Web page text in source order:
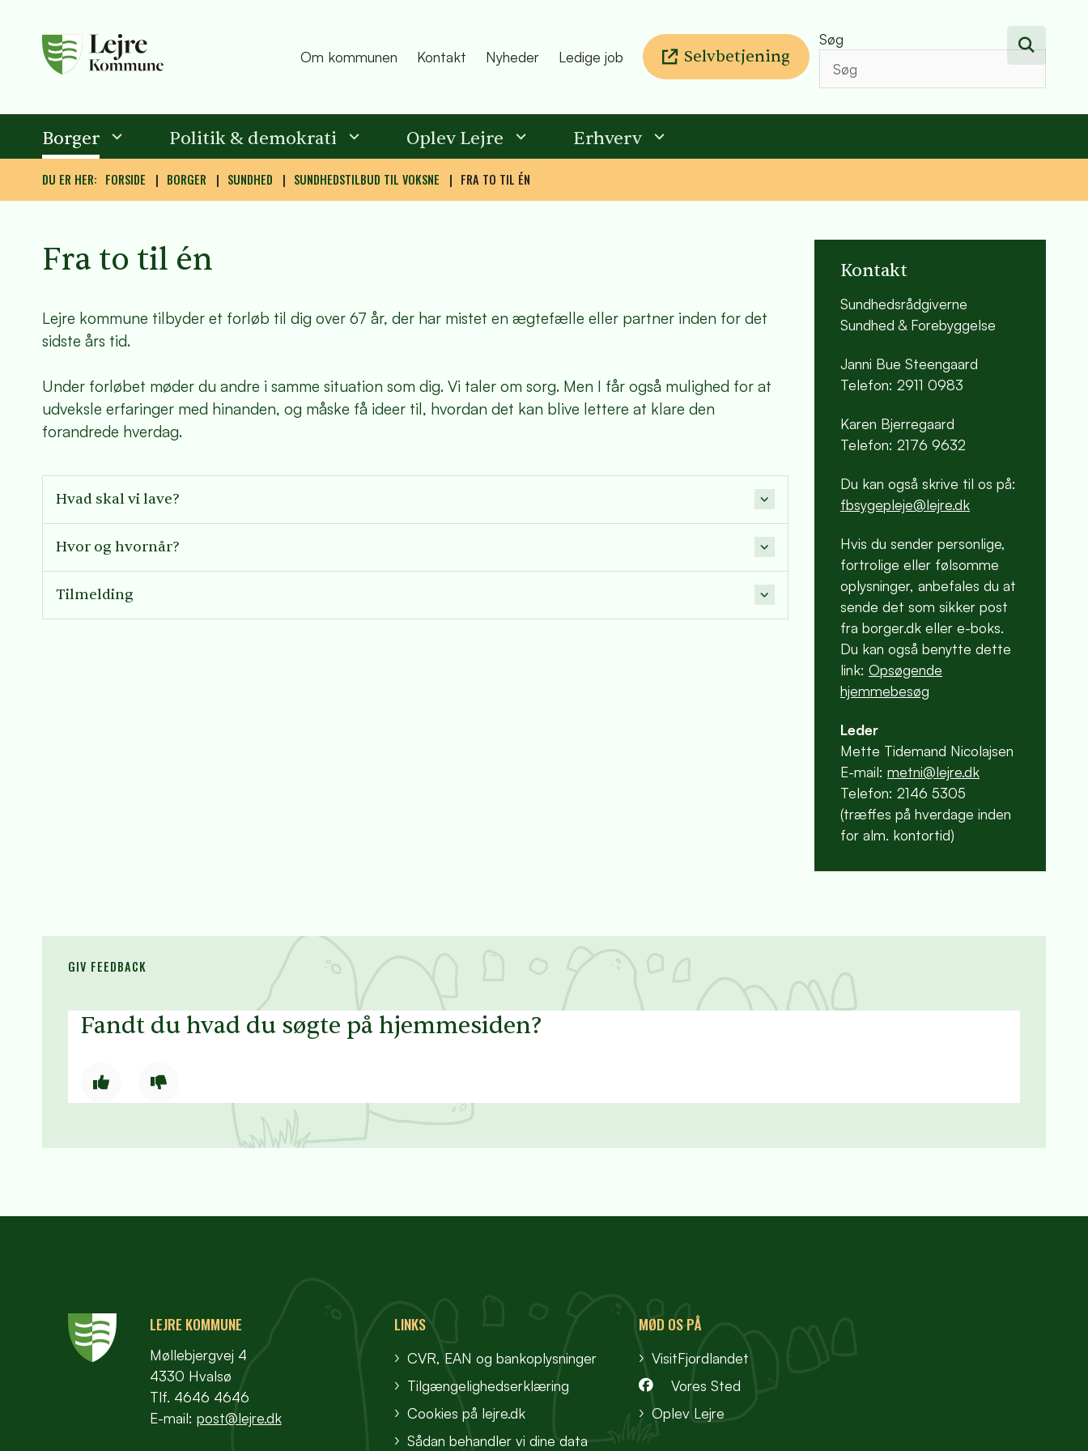
Om kommunen Kontakt Nyheder Ledige job Selvbetjening
Søg
Borger Politik & demokrati Oplev Lejre Erhverv
DU ER HER: FORSIDE BORGER SUNDHED SUNDHEDSTILBUD TIL VOKSNE FRA TO TIL ÉN
Fra to til én
Lejre kommune tilbyder et forløb til dig over 67 år, der har mistet en ægtefælle eller partner inden for det
sidste års tid.
Under forløbet møder du andre i samme situation som dig. Vi taler om sorg. Men I får også mulighed for at
udveksle erfaringer med hinanden, og måske få ideer til, hvordan det kan blive lettere at klare den
forandrede hverdag.
Hvad skal vi lave?
Hvor og hvornår?
Tilmelding
Kontakt
Sundhedsrådgiverne
Sundhed & Forebyggelse
Janni Bue Steengaard
Telefon: 2911 0983
Karen Bjerregaard
Telefon: 2176 9632
Du kan også skrive til os på:
fbsygepleje@lejre.dk
Hvis du sender personlige,
fortrolige eller følsomme
oplysninger, anbefales du at
sende det som sikker post
fra borger.dk eller e-boks.
Du kan også benytte dette
link: Opsøgende
hjemmebesøg
Leder
Mette Tidemand Nicolajsen
E-mail: metni@lejre.dk
Telefon: 2146 5305
(træffes på hverdage inden
for alm. kontortid)
GIV FEEDBACK
Fandt du hvad du søgte på hjemmesiden?
LEJRE KOMMUNE
Møllebjergvej 4
4330 Hvalsø
Tlf. 4646 4646
E-mail: post@lejre.dk
LINKS
CVR, EAN og bankoplysninger
Tilgængelighedserklæring
Cookies på lejre.dk
Sådan behandler vi dine data
MØD OS PÅ
VisitFjordlandet
Vores Sted
Oplev Lejre